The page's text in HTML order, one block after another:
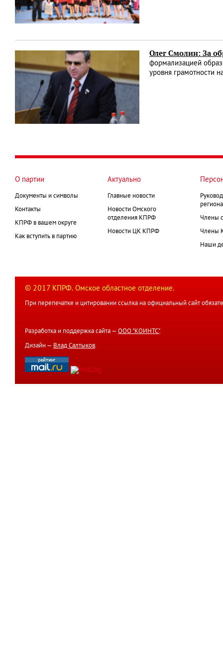
Олег Смолин: За
формализацией
уровня грамотности
О партии
Документы и символы
Контакты
КПРФ в вашем округе
Как вступить в партию
Актуально
Главные новости
Новости Омского
отделения КПРФ
Новости ЦК КПРФ
Члены
Члены
Наши
© 2017 КПРФ. Омское областное отделение.
При перепечатке и цитировании ссылка на официальный сайт
Разработка и поддержка сайта — ООО "КОИНТС".
Дизайн — Влад Салтыков.